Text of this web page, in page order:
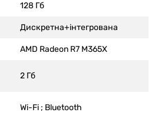
128 Гб
Дискретна+інтегрована
AMD Radeon R7 M365X
2 Гб
Wi-Fi ; Bluetooth